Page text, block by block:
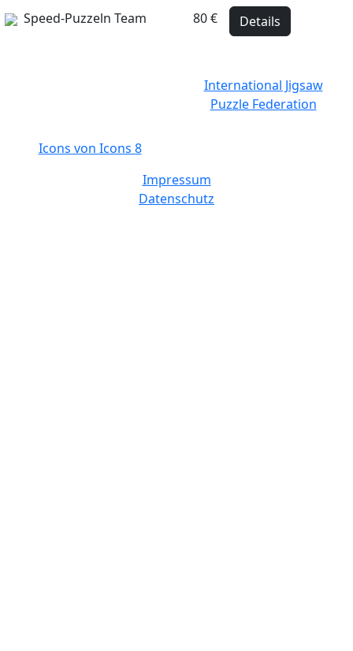
Speed-Puzzeln Team
80 € Details
International Jigsaw
Puzzle Federation
Icons von Icons 8
Impressum
Datenschutz